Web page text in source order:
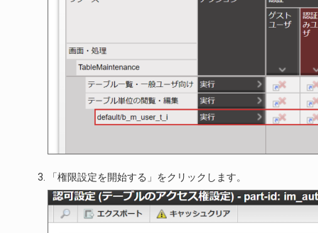
「権限設定を開始する」をクリックします。